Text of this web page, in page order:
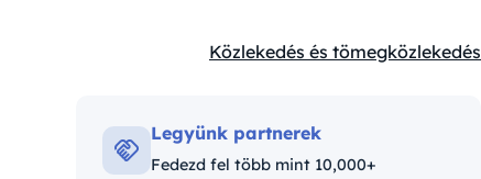
Kategóriák:
Közlekedés és tömegközlekedés
Legyünk partnerek
Fedezd fel több mint 10,000+